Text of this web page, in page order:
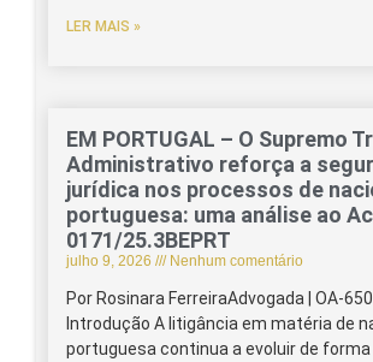
LER MAIS »
EM PORTUGAL – O Supremo
Administrativo reforça a
jurídica nos processos de
portuguesa: uma análise ao
0171/25.3BEPRT
julho 9, 2026 Nenhum comentário
Por Rosinara FerreiraAdvogada | OA-
Introdução A litigância em matéria de
portuguesa continua a evoluir de